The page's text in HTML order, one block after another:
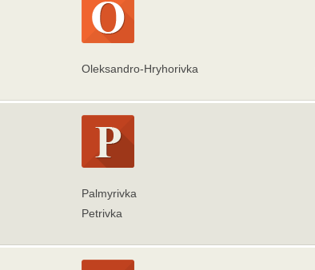
Oleksandro-Hryhorivka
Palmyrivka
Petrivka